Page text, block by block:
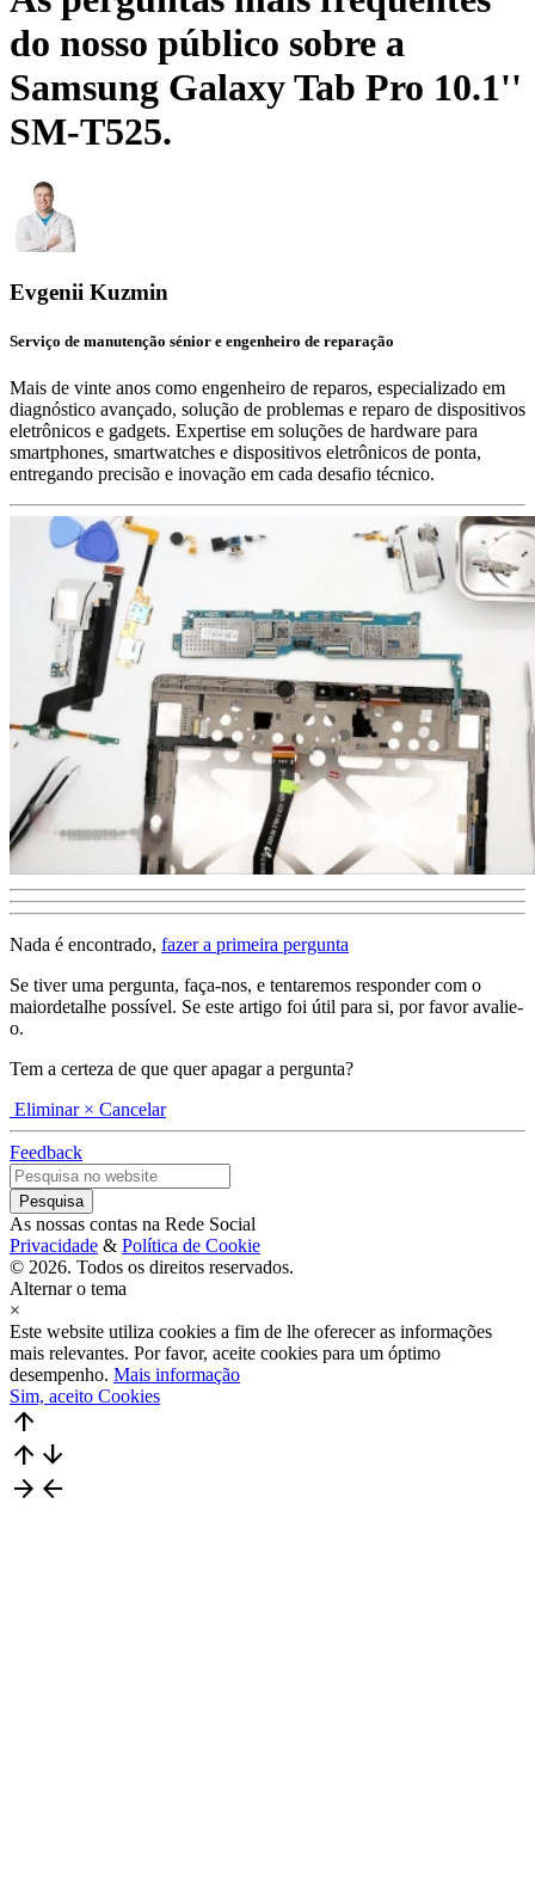
do nosso público sobre a
Samsung Galaxy Tab Pro 10.1''
SM-T525.
Evgenii Kuzmin
Serviço de manutenção sénior e engenheiro de reparação
Mais de vinte anos como engenheiro de reparos, especializado em
diagnóstico avançado, solução de problemas e reparo de dispositivos
eletrônicos e gadgets. Expertise em soluções de hardware para
smartphones, smartwatches e dispositivos eletrônicos de ponta,
entregando precisão e inovação em cada desafio técnico.
Nada é encontrado, fazer a primeira pergunta
Se tiver uma pergunta, faça-nos, e tentaremos responder com o
maiordetalhe possível. Se este artigo foi útil para si, por favor avalie-
o.
Tem a certeza de que quer apagar a pergunta?
Eliminar × Cancelar
Feedback
As nossas contas na Rede Social
Privacidade & Política de Cookie
© 2026. Todos os direitos reservados.
Alternar o tema
×
Este website utiliza cookies a fim de lhe oferecer as informações
mais relevantes. Por favor, aceite cookies para um óptimo
desempenho. Mais informação
Sim, aceito Cookies
arrow_upward
arrow_upward arrow_downward
arrow_forward arrow_back